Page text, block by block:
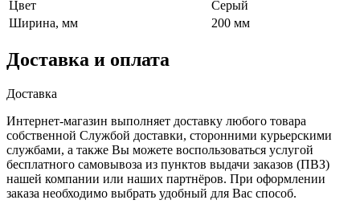
Цвет
Серый
Ширина, мм
200 мм
Доставка и оплата
Доставка
Интернет-магазин выполняет доставку любого товара
собственной Службой доставки, сторонними курьерскими
службами, а также Вы можете воспользоваться услугой
бесплатного самовывоза из пунктов выдачи заказов (ПВЗ)
нашей компании или наших партнёров. При оформлении
заказа необходимо выбрать удобный для Вас способ.